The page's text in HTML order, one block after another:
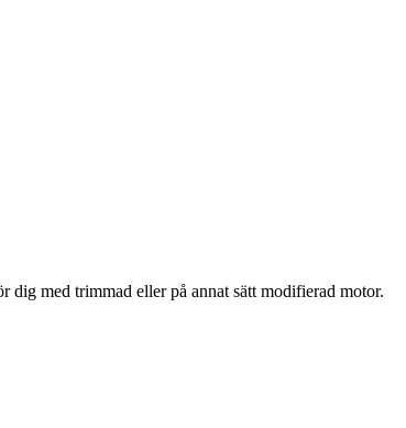
dig med trimmad eller på annat sätt modifierad motor.